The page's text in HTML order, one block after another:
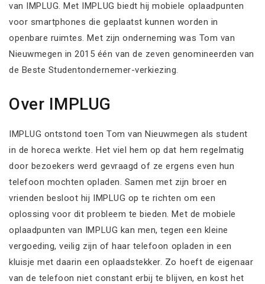
van IMPLUG. Met IMPLUG biedt hij mobiele oplaadpunten
voor smartphones die geplaatst kunnen worden in
openbare ruimtes. Met zijn onderneming was Tom van
Nieuwmegen in 2015 één van de zeven genomineerden van
de Beste Studentondernemer-verkiezing.
Over IMPLUG
IMPLUG ontstond toen Tom van Nieuwmegen als student
in de horeca werkte. Het viel hem op dat hem regelmatig
door bezoekers werd gevraagd of ze ergens even hun
telefoon mochten opladen. Samen met zijn broer en
vrienden besloot hij IMPLUG op te richten om een
oplossing voor dit probleem te bieden. Met de mobiele
oplaadpunten van IMPLUG kan men, tegen een kleine
vergoeding, veilig zijn of haar telefoon opladen in een
kluisje met daarin een oplaadstekker. Zo hoeft de eigenaar
van de telefoon niet constant erbij te blijven, en kost het